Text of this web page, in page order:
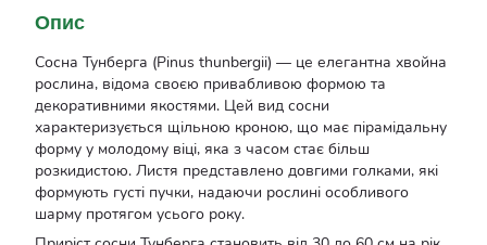
Опис
Сосна Тунберга (Pinus thunbergii) — це елегантна хвойна
рослина, відома своєю привабливою формою та
декоративними якостями. Цей вид сосни
характеризується щільною кроною, що має пірамідальну
форму у молодому віці, яка з часом стає більш
розкидистою. Листя представлено довгими голками, які
формують густі пучки, надаючи рослині особливого
шарму протягом усього року.